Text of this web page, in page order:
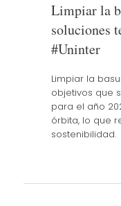
Limpiar la
soluciones
#Uninter
Limpiar la
objetivos que
para el año
órbita, lo que
sostenibilidad.